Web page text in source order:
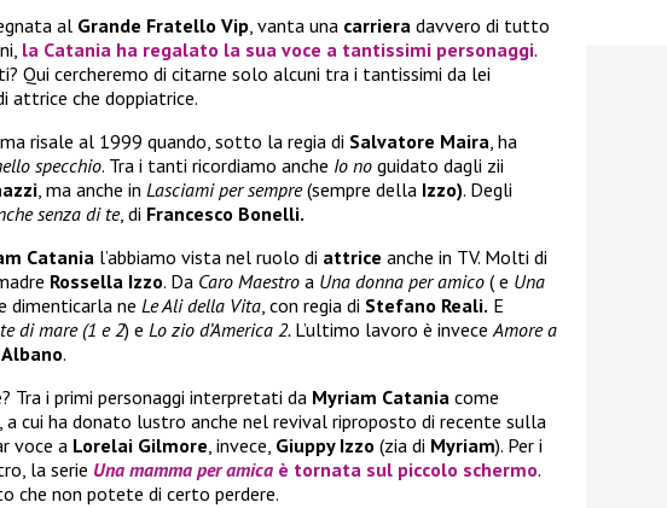
al Grande Fratello Vip, vanta una carriera davvero di tutto
la Catania ha regalato la sua voce a tantissimi personaggi.
Qui cercheremo di citarne solo alcuni tra i tantissimi da lei
attrice che doppiatrice.
risale al 1999 quando, sotto la regia di Salvatore Maira, ha
specchio. Tra i tanti ricordiamo anche Io no guidato dagli zii
, ma anche in Lasciami per sempre(sempre della Izzo). Degli
senza di te, di Francesco Bonelli.
Catania l’abbiamo vista nel ruolo di attrice anche in TV. Molti di
Rossella Izzo. Da Caro Maestro a Una donna per amico ( e Una
dimenticarla ne Le Ali della Vita, con regia di Stefano Reali. E
di mare (1 e 2) e Lo zio d’America 2. L’ultimo lavoro è inveceAmore a
.
Tra i primi personaggi interpretati da Myriam Catania come
, a cui ha donato lustro anche nel revival riproposto di recente sulla
voce a Lorelai Gilmore, invece, Giuppy Izzo (zia di Myriam). Per i
la serie Una mamma per amica è tornata sul piccolo schermo.
che non potete di certo perdere.